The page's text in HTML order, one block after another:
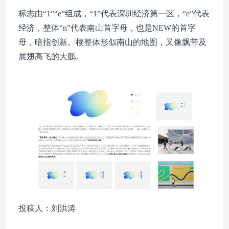
标志由“1”“e”组成，“1”代表深圳经济第一区，“e”代表
经济，整体“n”代表南山首字母，也是NEW的首字
母，暗指创新。椟整体形似南山的地图，又像飘带及
展翅高飞的大鹏。
投稿人：刘洪涛